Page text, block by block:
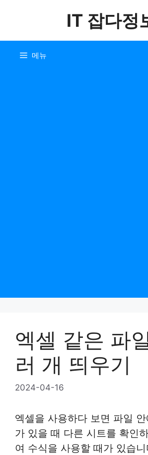
로
IT 잡다정
메뉴
엑셀 같은 파
러 개 띄우기
2024-04-16
엑셀을 사용하다 보면 파일
가 있을 때 다른 시트를 확인
여 수식을 사용할 때가 있습